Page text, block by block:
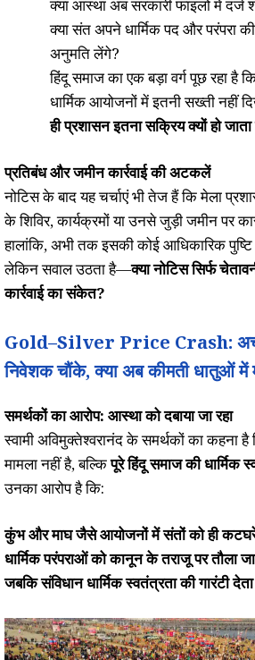
क्या आस्था अब सरकारी फाइलों में दर्ज
क्या संत अपने धार्मिक पद और परंपरा
अनुमति लेंगे?
हिंदू समाज का एक बड़ा वर्ग पूछ रहा है
धार्मिक आयोजनों में इतनी सख्ती नहीं
ही प्रशासन इतना सक्रिय क्यों हो
प्रतिबंध और जमीन कार्रवाई की अटकलें
नोटिस के बाद यह चर्चाएं भी तेज हैं कि मेला
के शिविर, कार्यक्रमों या उनसे जुड़ी जमीन पर
हालांकि, अभी तक इसकी कोई आधिकारिक पुष्टि
लेकिन सवाल उठता है—क्या नोटिस सिर्फ
कार्रवाई का संकेत?
Gold–Silver Price Crash:
निवेशक चौंके, क्या अब कीमती धातुओं में
समर्थकों का आरोप: आस्था को दबाया जा रहा
स्वामी अविमुक्तेश्वरानंद के समर्थकों का कहना
मामला नहीं है, बल्किपूरे हिंदू समाज की धार्मिक
उनका आरोप है कि:
कुंभ और माघ जैसे आयोजनों में संतों को ही कटघरे
धार्मिक परंपराओं को कानून के तराजू पर तौला
जबकि संविधान धार्मिक स्वतंत्रता की गारंटी